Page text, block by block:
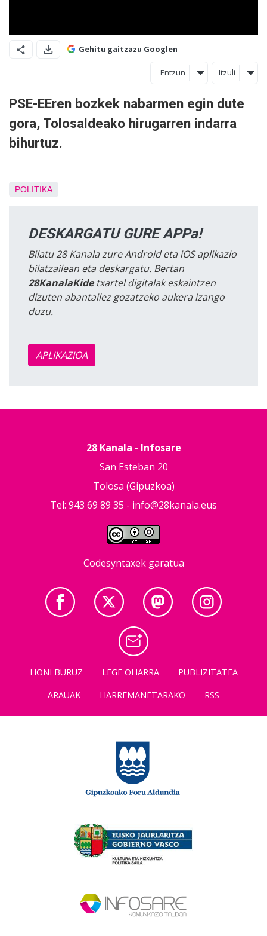
Gehitu gaitzazu Googlen
Entzun Itzuli
PSE-EEren bozkek nabarmen egin dute
gora, Tolosaldeako hirugarren indarra
bihurtuz.
POLITIKA
DESKARGATU GURE APPa!
Bilatu 28 Kanala zure Android eta iOS aplikazio
bilatzailean eta deskargatu. Bertan
28KanalaKidetxartel digitalak eskaintzen
dizuten abantailez gozatzeko aukera izango
duzu.
APLIKAZIOA
28 Kanala - Infosare
San Esteban 20
Tolosa (Gipuzkoa)
Tel: 943 69 89 35 - info@28kanala.eus
Codesyntaxek garatua
HONI BURUZ LEGE OHARRA
PUBLIZITATEA
ARAUAK
HARREMANETARAKO RSS